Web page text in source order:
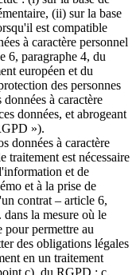
(ii) sur la base
est compatible
à caractère personnel
6, paragraphe 4, du
européen et du
des personnes
à caractère
données, et abrogeant
»).
données à caractère
traitement est nécessaire
et de
et à la prise de
contrat – article 6,
la mesure où le
pour permettre au
des obligations légales
en un traitement
c), du RGPD ; c.